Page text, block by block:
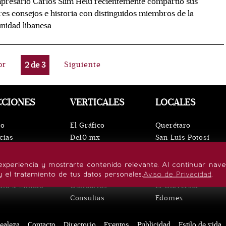
consejos e historia con distinguidos miembros de la
libanesa
2de3 Siguiente
y mostrarte contenido relevante. Al continuar
el tratamiento de tus datos personales.Aviso de Privacidad.
de vida
x Minuto
VERTICALES
El Gráfico
De10.mx
Confabulario
Aviso Oportuno
Obituarios
Consultas
LOCALES
Querétaro
San Luis Potosí
Puebla
Hidalgo
El Universal
Edomex